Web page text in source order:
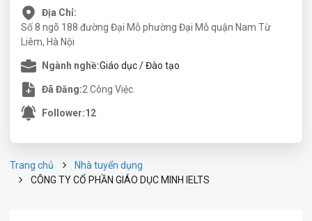
Địa Chỉ:
Số 8 ngõ 188 đường Đại Mỗ phường Đại Mỗ quận Nam Từ
Liêm, Hà Nội
Ngành nghề:Giáo dục / Đào tạo
Đã Đăng:2 Công Việc.
Follower:12
Trang chủ
Nhà tuyển dụng
CÔNG TY CỔ PHẦN GIÁO DỤC MINH IELTS